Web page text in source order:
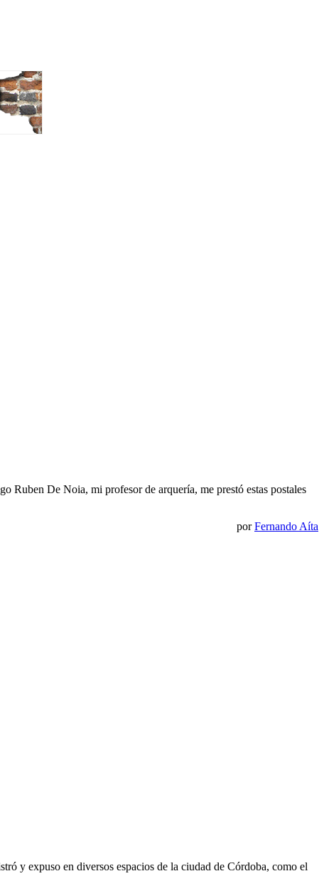
Ruben De Noia, mi profesor de arquería, me prestó estas postales
porFernando Aíta
y expuso en diversos espacios de la ciudad de Córdoba, como el